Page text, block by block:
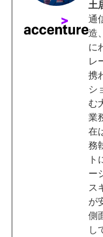
土
通
造
に
レ
携
シ
む
業
在
務
ー
ス
が
側
し